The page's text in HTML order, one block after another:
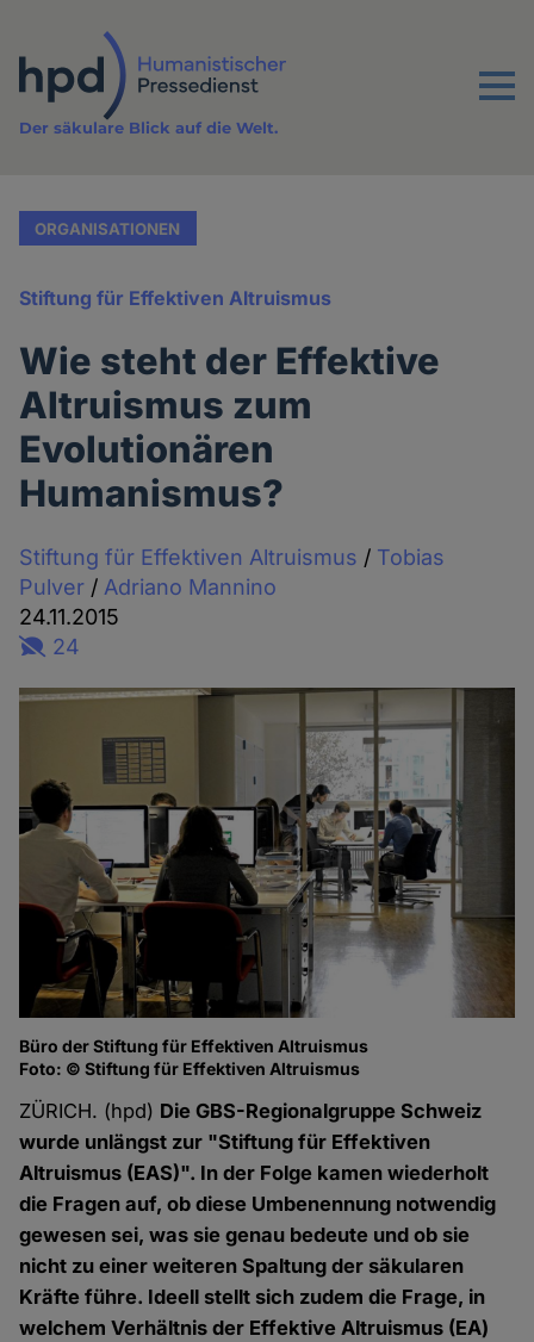
Inhalt
Menu
Der säkulare Blick auf die Welt.
ORGANISATIONEN
Stiftung für Effektiven Altruismus
Wie steht der Effektive
Altruismus zum
Evolutionären
Humanismus?
Stiftung für Effektiven Altruismus / Tobias
Pulver / Adriano Mannino
24.11.2015
24
Büro der Stiftung für Effektiven Altruismus
Foto: © Stiftung für Effektiven Altruismus
ZÜRICH. (hpd) Die GBS-Regionalgruppe Schweiz
wurde unlängst zur "Stiftung für Effektiven
Altruismus (EAS)". In der Folge kamen wiederholt
die Fragen auf, ob diese Umbenennung notwendig
gewesen sei, was sie genau bedeute und ob sie
nicht zu einer weiteren Spaltung der säkularen
Kräfte führe. Ideell stellt sich zudem die Frage, in
welchem Verhältnis der Effektive Altruismus (EA)